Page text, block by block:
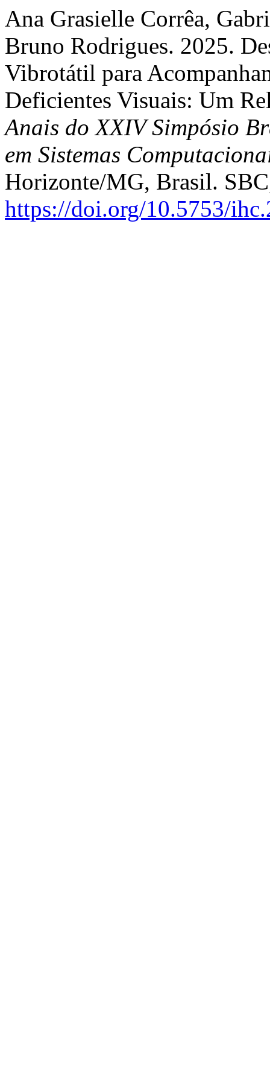
Ana Grasielle Corrêa,
Bruno Rodrigues. 2025.
Vibrotátil para
Deficientes Visuais: Um
Anais do XXIV Simpósio
em Sistemas
Horizonte/MG, Brasil.
https://doi.org/10.5753/